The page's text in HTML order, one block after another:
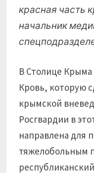
красная часть
начальник
В Столице
Кровь, которую
крымской
Росгвардии в
направлена для
тяжелобольным